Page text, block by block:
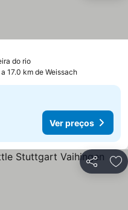
do rio
17.0 km de Weissach
Ver preços
Partilhar